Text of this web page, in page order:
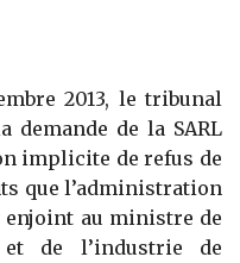
2013, le tribunal
demande de la SARL
implicite de refus de
que l’administration
enjoint au ministre de
et de l’industrie de